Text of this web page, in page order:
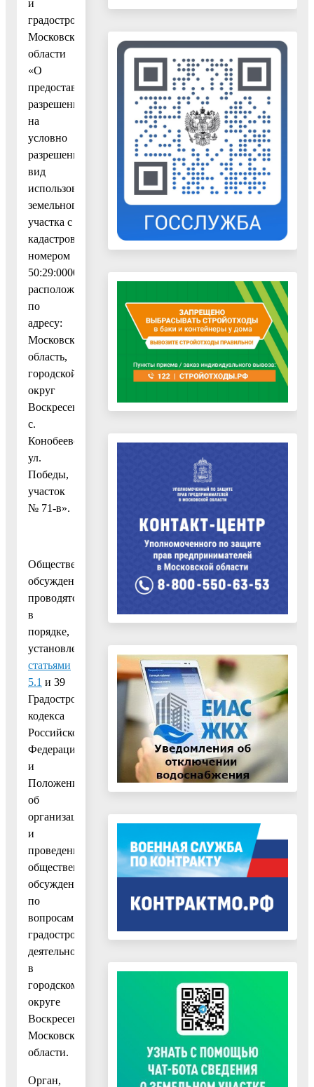
и
градостроительству
Московской
области
«О
предоставлении
разрешения
на
условно
разрешенный
вид
использования
земельного
участка с
кадастровым
номером
50:29:0000000:93,
расположенного
по
адресу:
Московская
область,
городской
округ
Воскресенск,
с.
Конобеево,
ул.
Победы,
участок
№ 71-в».
Общественные
обсуждения
проводятся
в
порядке,
установленном
статьями
5.1 и 39
Градостроительного
кодекса
Российской
Федерации
и
Положением
об
организации
и
проведении
общественных
обсуждений
по
вопросам
градостроительной
деятельности
в
городском
округе
Воскресенск
Московской
области.
Орган,